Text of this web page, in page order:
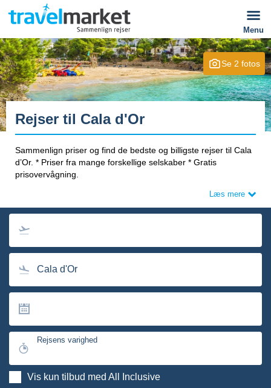
Menu
Se 2 fotos
Rejser til Cala d'Or
Sammenlign priser og find de bedste og billigste rejser til Cala
d’Or. * Priser fra mange forskellige selskaber * Gratis
prisovervågning.
Læs mere
Søg også rejser med afrejse fra Norge og Sverige:
Cala d'Or
Rejsens varighed
Vis kun tilbud med All Inclusive